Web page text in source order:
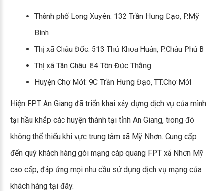
Thành phố Long Xuyên: 132 Trần Hưng Đạo, P.Mỹ
Bình
Thị xã Châu Đốc: 513 Thủ Khoa Huân, P.Châu Phú B
Thị xã Tân Châu: 84 Tôn Đức Thắng
Huyện Chợ Mới: 9C Trần Hưng Đạo, TT.Chợ Mới
Hiện FPT An Giang đã triển khai xây dựng dịch vụ của mình
tại hầu khắp các huyện thành tại tỉnh An Giang, trong đó
không thể thiếu khi vực trung tâm xã Mỹ Nhơn. Cung cấp
đến quý khách hàng gói mạng cáp quang FPT xã Nhơn Mỹ
cao cấp, đáp ứng mọi nhu cầu sử dụng dịch vụ mạng của
khách hàng tại đây.